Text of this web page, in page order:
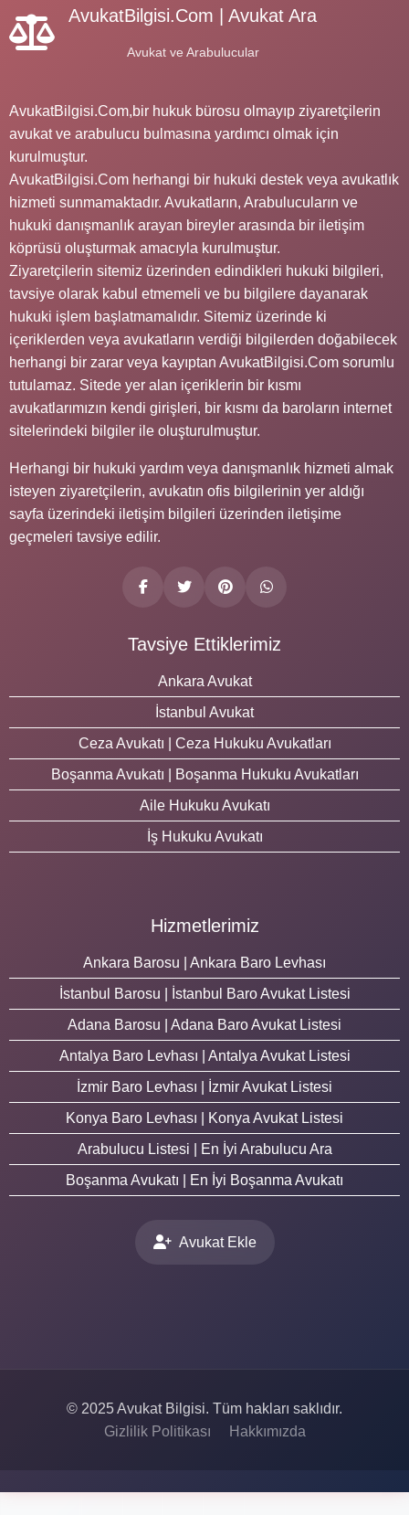
AvukatBilgisi.Com | Avukat Ara
Avukat ve Arabulucular
AvukatBilgisi.Com,bir hukuk bürosu olmayıp ziyaretçilerin
avukat ve arabulucu bulmasına yardımcı olmak için
kurulmuştur.
AvukatBilgisi.Com herhangi bir hukuki destek veya avukatlık
hizmeti sunmamaktadır. Avukatların, Arabulucuların ve
hukuki danışmanlık arayan bireyler arasında bir iletişim
köprüsü oluşturmak amacıyla kurulmuştur.
Ziyaretçilerin sitemiz üzerinden edindikleri hukuki bilgileri,
tavsiye olarak kabul etmemeli ve bu bilgilere dayanarak
hukuki işlem başlatmamalıdır. Sitemiz üzerinde ki
içeriklerden veya avukatların verdiği bilgilerden doğabilecek
herhangi bir zarar veya kayıptan AvukatBilgisi.Com sorumlu
tutulamaz. Sitede yer alan içeriklerin bir kısmı
avukatlarımızın kendi girişleri, bir kısmı da baroların internet
sitelerindeki bilgiler ile oluşturulmuştur.
Herhangi bir hukuki yardım veya danışmanlık hizmeti almak
isteyen ziyaretçilerin, avukatın ofis bilgilerinin yer aldığı
sayfa üzerindeki iletişim bilgileri üzerinden iletişime
geçmeleri tavsiye edilir.
Tavsiye Ettiklerimiz
Ankara Avukat
İstanbul Avukat
Ceza Avukatı | Ceza Hukuku Avukatları
Boşanma Avukatı | Boşanma Hukuku Avukatları
Aile Hukuku Avukatı
İş Hukuku Avukatı
Hizmetlerimiz
Ankara Barosu | Ankara Baro Levhası
İstanbul Barosu | İstanbul Baro Avukat Listesi
Adana Barosu | Adana Baro Avukat Listesi
Antalya Baro Levhası | Antalya Avukat Listesi
İzmir Baro Levhası | İzmir Avukat Listesi
Konya Baro Levhası | Konya Avukat Listesi
Arabulucu Listesi | En İyi Arabulucu Ara
Boşanma Avukatı | En İyi Boşanma Avukatı
Avukat Ekle
© 2025 Avukat Bilgisi. Tüm hakları saklıdır.
Gizlilik Politikası
Hakkımızda